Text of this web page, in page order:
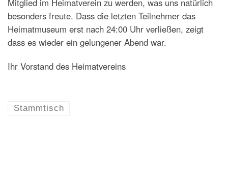
besonders freute. Dass die letzten Teilnehmer das
Heimatmuseum erst nach 24:00 Uhr verließen, zeigt
dass es wieder ein gelungener Abend war.
Ihr Vorstand des Heimatvereins
Stammtisch